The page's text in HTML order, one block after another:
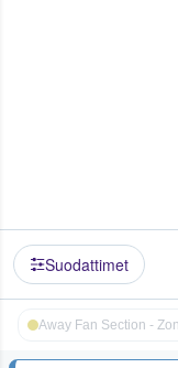
Suodattimet
Away Fan Section -